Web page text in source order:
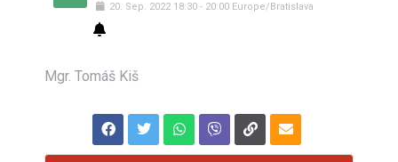
20. Sep. 2022 18:30 - 20:00 Europe/Bratislava
Mgr. Tomáš Kiš